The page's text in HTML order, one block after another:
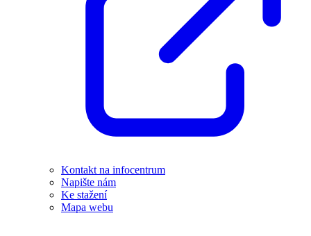
Kontakt na infocentrum
Napište nám
Ke stažení
Mapa webu